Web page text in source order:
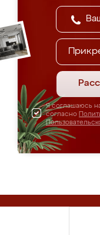
Я соглашаюсь
согласно